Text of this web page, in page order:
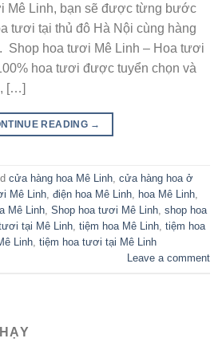
Mê Linh, bạn sẽ được từng bước
tươi tại thủ đô Hà Nội cùng hàng
Shop hoa tươi Mê Linh – Hoa tươi
hoa tươi được tuyển chọn và
[…]
READING →
cửa hàng hoa Mê Linh cửa hàng hoa ở
Mê Linh điện hoa Mê Linh hoa Mê Linh
Mê Linh Shop hoa tươi Mê Linh shop hoa
tại Mê Linh tiệm hoa Mê Linh tiệm hoa
Linh tiệm hoa tươi tại Mê Linh
Leave a comment